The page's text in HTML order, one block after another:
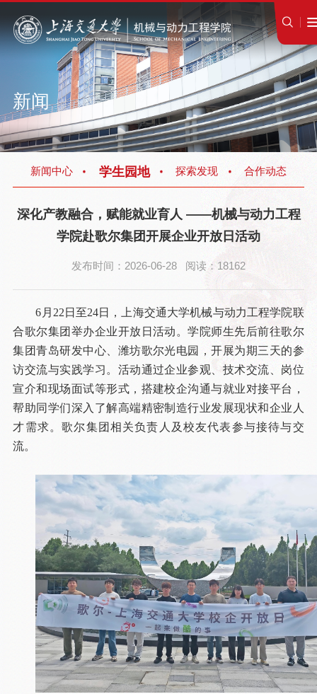
新闻
新闻中心 学生园地 探索发现 合作动态
深化产教融合，赋能就业育人 ——机械与动力工程
学院赴歌尔集团开展企业开放日活动
发布时间：2026-06-28 阅读：18162
6月22日至24日，上海交通大学机械与动力工程学院联
合歌尔集团举办企业开放日活动。学院师生先后前往歌尔
集团青岛研发中心、潍坊歌尔光电园，开展为期三天的参
访交流与实践学习。活动通过企业参观、技术交流、岗位
宣介和现场面试等形式，搭建校企沟通与就业对接平台，
帮助同学们深入了解高端精密制造行业发展现状和企业人
才需求。歌尔集团相关负责人及校友代表参与接待与交
流。